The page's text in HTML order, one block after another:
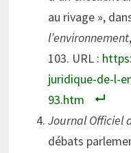
au rivage »,
l’environnement
103. URL :
juridique-de-l-
93.htm
Journal Officiel
débats